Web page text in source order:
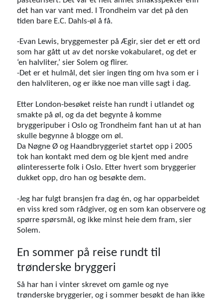
det han var vant med. I Trondheim var det på den
tiden bare E.C. Dahls-øl å få.
-Evan Lewis, bryggemester på Ægir, sier det er ett ord
som har gått ut av det norske vokabularet, og det er
‘en halvliter,’ sier Solem og flirer.
-Det er et hulmål, det sier ingen ting om hva som er i
den halvliteren, og er ikke noe man ville sagt i dag.
Etter London-besøket reiste han rundt i utlandet og
smakte på øl, og da det begynte å komme
bryggeripuber i Oslo og Trondheim fant han ut at han
skulle begynne å blogge om øl.
Da Nøgne Ø og Haandbryggeriet startet opp i 2005
tok han kontakt med dem og ble kjent med andre
ølinteresserte folk i Oslo. Etter hvert som bryggerier
dukket opp, dro han og besøkte dem.
-Jeg har fulgt bransjen fra dag én, og har opparbeidet
en viss kred som rådgiver, og en som kan observere og
spørre spørsmål, og ikke minst heie dem fram, sier
Solem.
En sommer på reise rundt til
trønderske bryggeri
Så har han i vinter skrevet om gamle og nye
trønderske bryggerier, og i sommer besøkt de han ikke